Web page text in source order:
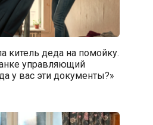
деда на помойку.
управляющий
у вас эти документы?»